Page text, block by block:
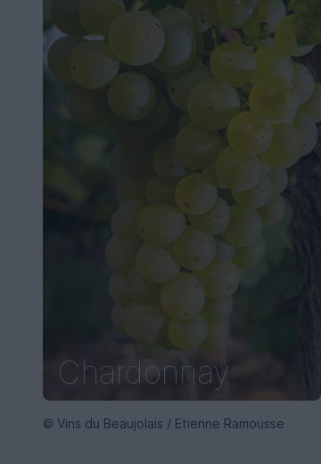
Chardonnay
© Vins du Beaujolais / Etienne Ramousse